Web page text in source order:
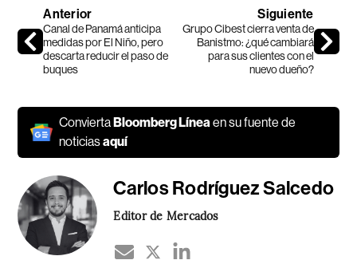
Anterior
Canal de Panamá anticipa
medidas por El Niño, pero
descarta reducir el paso de
buques
Siguiente
Grupo Cibest cierra venta de
Banistmo: ¿qué cambiará
para sus clientes con el
nuevo dueño?
ConviertaBloomberg Líneaen su fuente de
noticiasaquí
Carlos Rodríguez Salcedo
Editor de Mercados